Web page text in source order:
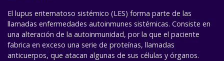
El lupus eritematoso sistémico (LES) forma parte de las
llamadas enfermedades autoinmunes sistémicas. Consiste en
una alteración de la autoinmunidad, por la que el paciente
fabrica en exceso una serie de proteínas, llamadas
anticuerpos, que atacan algunas de sus células y órganos.